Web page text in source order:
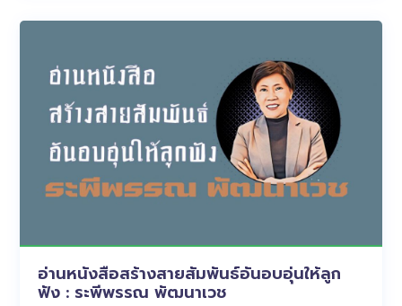
อ่านหนังสือสร้างสายสัมพันธ์อันอบอุ่นให้ลูก
ฟัง : ระพีพรรณ พัฒนาเวช